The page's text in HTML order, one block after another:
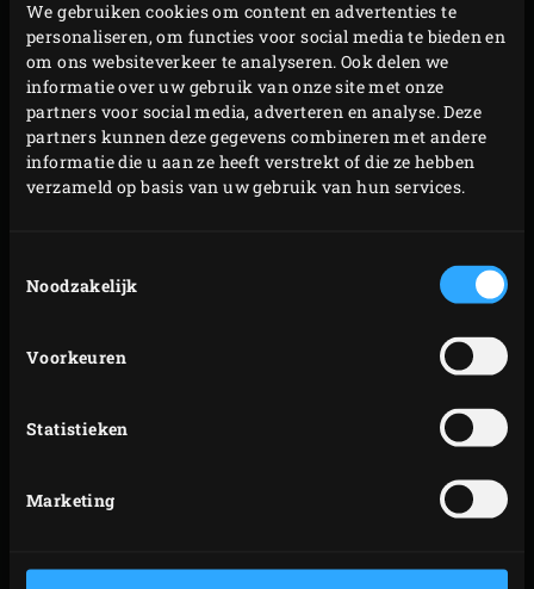
We gebruiken cookies om content en advertenties te
personaliseren, om functies voor social media te bieden en
om ons websiteverkeer te analyseren. Ook delen we
informatie over uw gebruik van onze site met onze
partners voor social media, adverteren en analyse. Deze
partners kunnen deze gegevens combineren met andere
informatie die u aan ze heeft verstrekt of die ze hebben
verzameld op basis van uw gebruik van hun services.
Noodzakelijk
Voorkeuren
Statistieken
Marketing
Accepteer de marketing-cookies om deze video bekijken
SCHOONMAKEN
Waar moet je op letten als je gietijzeren accessoires voor
beste inbakken? In deze video wordt dat precies
Model